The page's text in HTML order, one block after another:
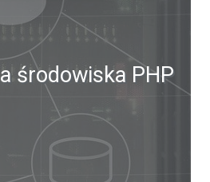
środowiska PHP